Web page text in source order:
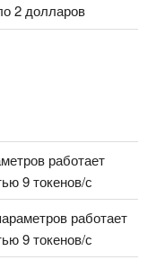
2 долларов
работает
9 токенов/с
работает
9 токенов/с